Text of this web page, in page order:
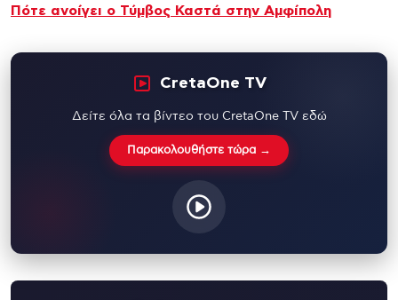
Πότε ανοίγει ο Τύμβος Καστά στην Αμφίπολη
CretaOne TV
Δείτε όλα τα βίντεο του CretaOne TV εδώ
Παρακολουθήστε τώρα →